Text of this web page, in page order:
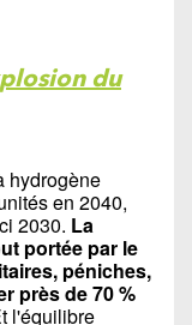
du
hydrogène
en 2040,
2030. La
portée par le
péniches,
près de 70 %
l'équilibre